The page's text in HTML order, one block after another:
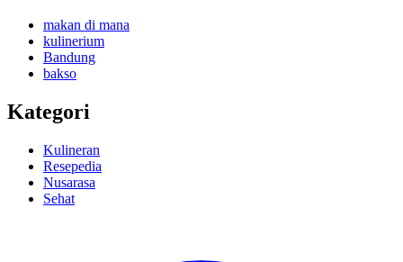
makan di mana
kulinerium
Bandung
bakso
Kategori
Kulineran
Resepedia
Nusarasa
Sehat